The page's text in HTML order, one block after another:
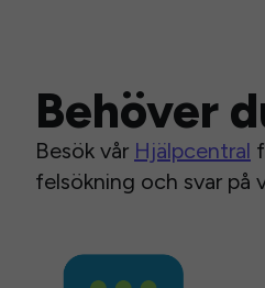
Behöver
Besök vår Hjälpcentral
felsökning och svar på